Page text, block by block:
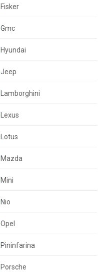
Fisker
Gmc
Hyundai
Jeep
Lamborghini
Lexus
Lotus
Mazda
Mini
Nio
Opel
Pininfarina
Porsche